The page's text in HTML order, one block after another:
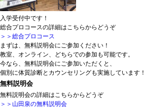
入学受付中です！
総合プロコースの詳細はこちらからどうぞ
＞＞総合プロコース
まずは、無料説明会にご参加ください！
教室、オンライン、どちらでの参加も可能です。
今なら、無料説明会にご参加いただくと、
個別に体質診断とカウンセリングも実施しています！
無料説明会
無料説明会の詳細はこちらからどうぞ
＞＞山田泉の無料説明会